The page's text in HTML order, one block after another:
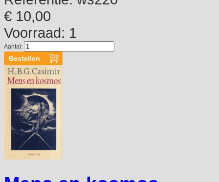
€ 10,00
Voorraad: 1
Aantal: